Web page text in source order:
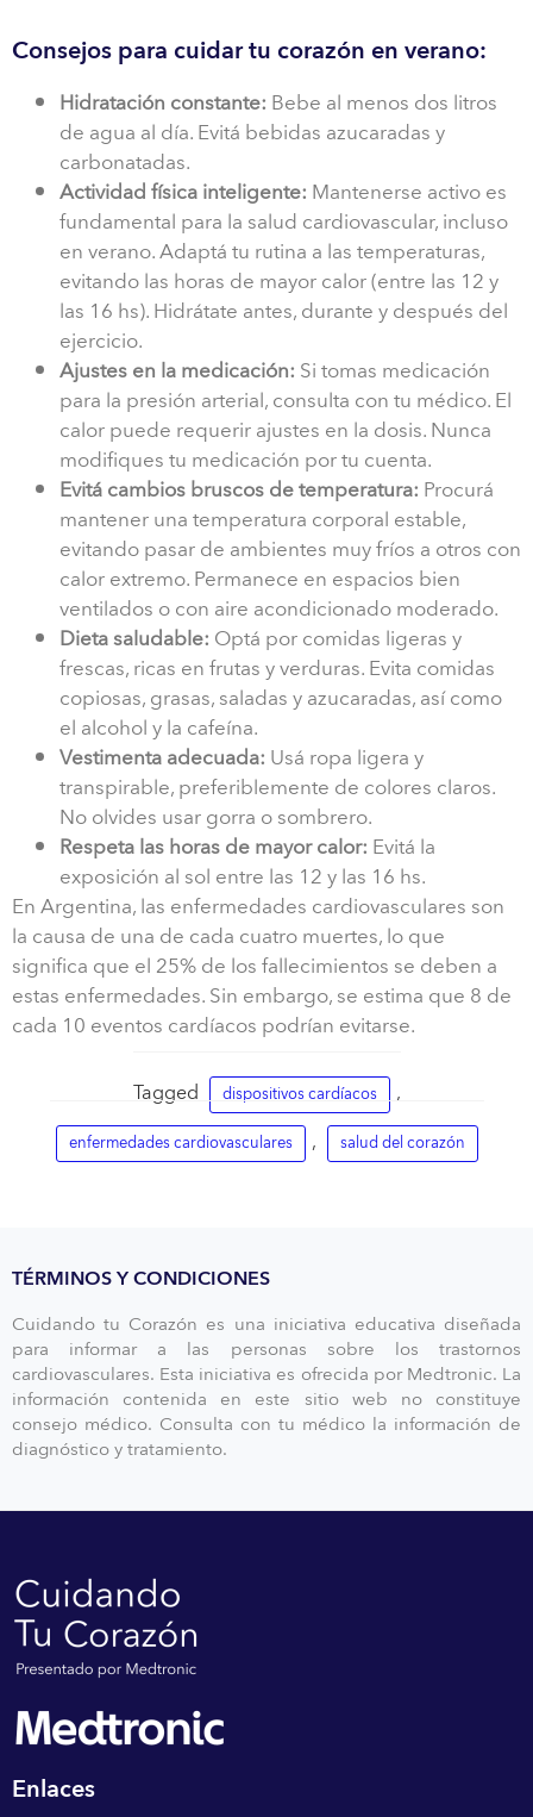
Consejos para cuidar tu corazón en verano:
Hidratación constante: Bebe al menos dos litros
de agua al día. Evitá bebidas azucaradas y
carbonatadas.
Actividad física inteligente: Mantenerse activo es
fundamental para la salud cardiovascular, incluso
en verano. Adaptá tu rutina a las temperaturas,
evitando las horas de mayor calor (entre las 12 y
las 16 hs). Hidrátate antes, durante y después del
ejercicio.
Ajustes en la medicación: Si tomas medicación
para la presión arterial, consulta con tu médico. El
calor puede requerir ajustes en la dosis. Nunca
modifiques tu medicación por tu cuenta.
Evitá cambios bruscos de temperatura: Procurá
mantener una temperatura corporal estable,
evitando pasar de ambientes muy fríos a otros con
calor extremo. Permanece en espacios bien
ventilados o con aire acondicionado moderado.
Dieta saludable: Optá por comidas ligeras y
frescas, ricas en frutas y verduras. Evita comidas
copiosas, grasas, saladas y azucaradas, así como
el alcohol y la cafeína.
Vestimenta adecuada: Usá ropa ligera y
transpirable, preferiblemente de colores claros.
No olvides usar gorra o sombrero.
Respeta las horas de mayor calor: Evitá la
exposición al sol entre las 12 y las 16 hs.
En Argentina, las enfermedades cardiovasculares son
la causa de una de cada cuatro muertes, lo que
significa que el 25% de los fallecimientos se deben a
estas enfermedades. Sin embargo, se estima que 8 de
cada 10 eventos cardíacos podrían evitarse.
Tagged dispositivos cardíacos ,
enfermedades cardiovasculares , salud del corazón
TÉRMINOS Y CONDICIONES
Cuidando tu Corazón es una iniciativa educativa diseñada
para informar a las personas sobre los trastornos
cardiovasculares. Esta iniciativa es ofrecida por Medtronic. La
información contenida en este sitio web no constituye
consejo médico. Consulta con tu médico la información de
diagnóstico y tratamiento.
Enlaces